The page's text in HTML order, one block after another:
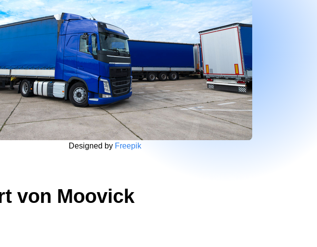
Designed by Freepik
von Moovick